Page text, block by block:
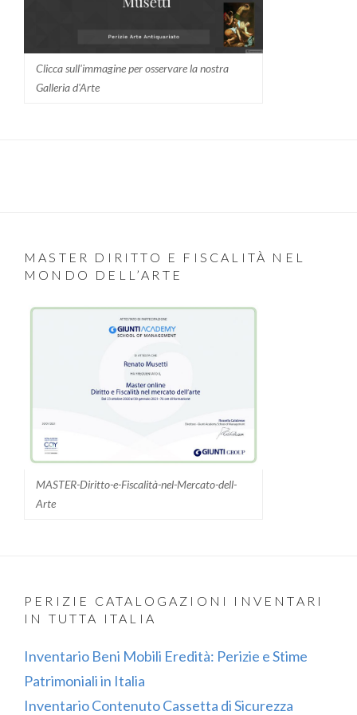
Clicca sull'immagine per osservare la nostra
Galleria d'Arte
MASTER DIRITTO E FISCALITÀ NEL
MONDO DELL’ARTE
MASTER-Diritto-e-Fiscalità-nel-Mercato-dell-
Arte
PERIZIE CATALOGAZIONI INVENTARI
IN TUTTA ITALIA
Inventario Beni Mobili Eredità: Perizie e Stime
Patrimoniali in Italia
Inventario Contenuto Cassetta di Sicurezza